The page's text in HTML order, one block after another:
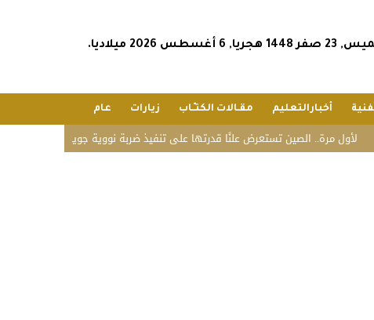
هجريا, 6 أغسطس 2026 ميلاديا.
أخبارالتعليم مقـالات الكتـّـاب زيارات عام
«زاتكا» تدعو مرة.. الصين تستعرض علنًا قدرتها على تنفيذ ضربة نووية جوية